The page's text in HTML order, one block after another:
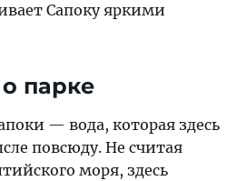
Сапоку яркими
парке
— вода, которая здесь
повсюду. Не считая
моря, здесь